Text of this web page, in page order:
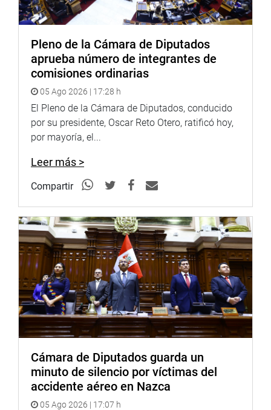
nacionales e internacionales, así como0 a los mercados
en las compras estatales.
Del mismo modo, afirmaron su compromiso en el
fomento del desarrollo asociativo para la búsqueda de la
competitividad y la reducción de la brecha tecnológica.
Reafirmaron el compromiso de las dos comisiones del
Congreso en la búsqueda de mejorar el marco legislativo
para lograr la competitividad y desarrollo de la micro y
pequeña empresa en coordinación con el sector
Producción.(EPA)
PRENSA-CONGRESO
Puede encontrar más información en nuestra página web
y redes sociales.
Heraldo goo.gl/Ty5Tto
Portal: http://www.congreso.gob.pe/
Facebook:https://goo.gl/s5t7XN
Twitter:https://goo.gl/iMywRR
YouTube:https://goo.gl/VBXBNk
Radio:goo.gl/hMwTg1
fotografia.congreso.gob.pe
Pleno de la Cámara de Diputados
aprueba número de integrantes de
comisiones ordinarias
05 Ago 2026 | 17:28 h
El Pleno de la Cámara de Diputados, conducido
por su presidente, Oscar Reto Otero, ratificó hoy,
por mayoría, el...
Leer más >
Compartir
Cámara de Diputados guarda un
minuto de silencio por víctimas del
accidente aéreo en Nazca
05 Ago 2026 | 17:07 h